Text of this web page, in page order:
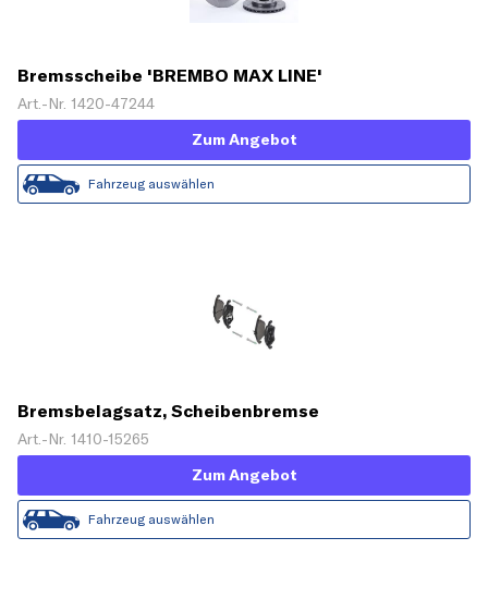
Bremsscheibe 'BREMBO MAX LINE'
Art.-Nr. 1420-47244
Zum Angebot
Fahrzeug auswählen
Bremsbelagsatz, Scheibenbremse
Art.-Nr. 1410-15265
Zum Angebot
Fahrzeug auswählen